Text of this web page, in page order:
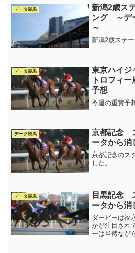
データ競馬
新潟2歳ス
ング ～デ
～
新潟2歳ステ
データ競馬
東京ハイジ
トロフィ
予想
今週の重賞予
データ競馬
京都記念
ータから消
京都記念のス
した。
データ競馬
目黒記念
ータから消
ダービーは福
かが注目され
ーは当然なが